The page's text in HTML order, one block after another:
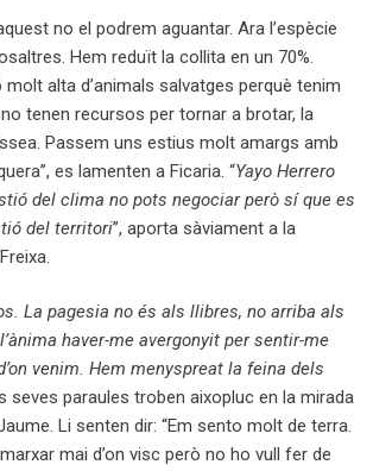
no el podrem aguantar. Ara l’espècie
Hem reduït la collita en un 70%.
alta d’animals salvatges perquè tenim
tenen recursos per tornar a brotar, la
Passem uns estius molt amargs amb
es lamenten a Ficaria. “Yayo Herrero
del clima no pots negociar però sí que es
del territori”, aporta sàviament a la
La pagesia no és als llibres, no arriba als
haver-me avergonyit per sentir-me
venim. Hem menyspreat la feina dels
seves paraules troben aixopluc en la mirada
Li senten dir: “Em sento molt de terra.
mai d’on visc però no ho vull fer de